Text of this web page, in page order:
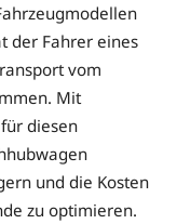
der Fahrer eines
vom
Mit
diesen
und die Kosten
zu optimieren.